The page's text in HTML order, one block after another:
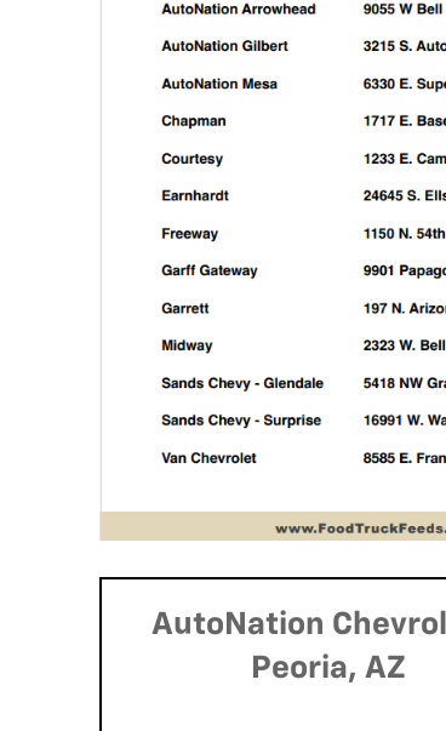
AutoNation
Peoria, AZ